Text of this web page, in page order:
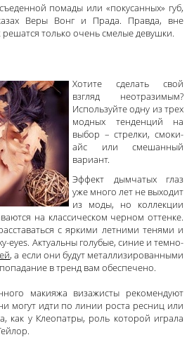
помады или «покусанных» губ,
Веры Вонг и Прада. Правда, вне
только очень смелые девушки.
Хотите сделать свой
взгляд неотразимым?
Используйте одну из трех
модных тенденций на
выбор – стрелки, смоки-
айс или смешанный
вариант.
Эффект дымчатых глаз
уже много лет не выходит
из моды, но коллекции
на классическом черном оттенке.
с яркими летними тенями и
eyes. Актуальны голубые, синие и темно-
, а если они будут металлизированными
в тренд вам обеспечено.
макияжа визажисты рекомендуют
могут идти по линии роста ресниц или
как у Клеопатры, роль которой играла